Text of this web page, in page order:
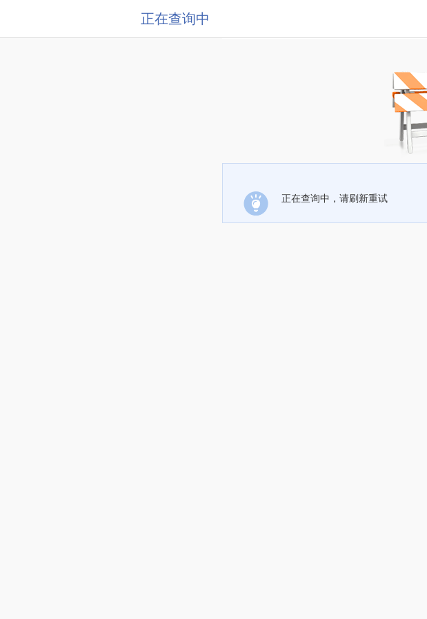
正在查询中
正在查询中，请刷新重试